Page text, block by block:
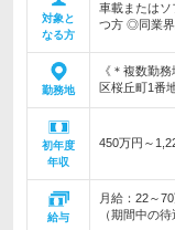
対象と
なる方
車載または
つ方 ◎同業界
勤務地
《＊複数勤
区桜丘町1番
初年度
年収
450万円～
給与
月給：22～
（期間中の